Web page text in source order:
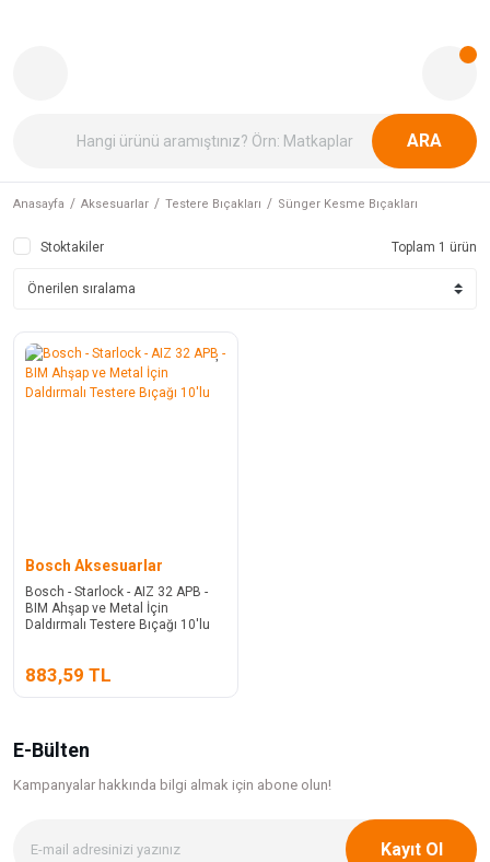
ARA
Anasayfa Aksesuarlar Testere Bıçakları Sünger Kesme Bıçakları
Stoktakiler Toplam 1 ürün
Bosch Aksesuarlar
Bosch - Starlock - AIZ 32 APB -
BIM Ahşap ve Metal İçin
Daldırmalı Testere Bıçağı 10'lu
883,59 TL
E-Bülten
Kampanyalar hakkında bilgi almak için abone olun!
Kayıt Ol